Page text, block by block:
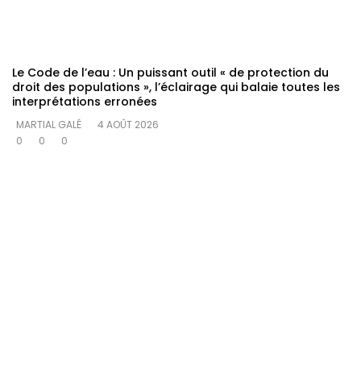
Le Code de l’eau : Un puissant outil « de protection du
droit des populations », l’éclairage qui balaie toutes les
interprétations erronées
MARTIAL GALÉ
4 AOÛT 2026
0
0 0